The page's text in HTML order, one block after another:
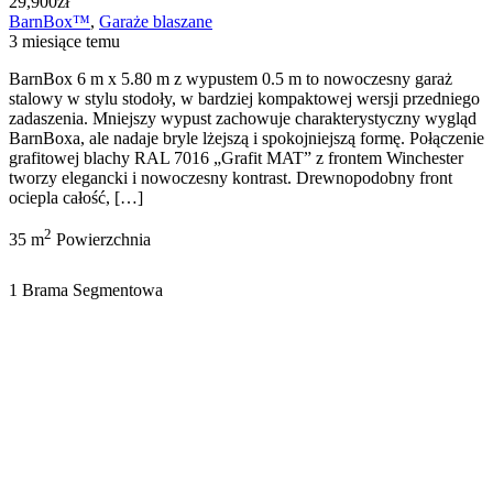
BarnBox™, Garaże blaszane
3 miesiące temu
BarnBox 6 m x 5.80 m z wypustem 0.5 m to nowoczesny garaż
stalowy w stylu stodoły, w bardziej kompaktowej wersji przedniego
zadaszenia. Mniejszy wypust zachowuje charakterystyczny wygląd
BarnBoxa, ale nadaje bryle lżejszą i spokojniejszą formę. Połączenie
grafitowej blachy RAL 7016 „Grafit MAT” z frontem Winchester
tworzy elegancki i nowoczesny kontrast. Drewnopodobny front
ociepla całość, […]
35 m2 Powierzchnia
1